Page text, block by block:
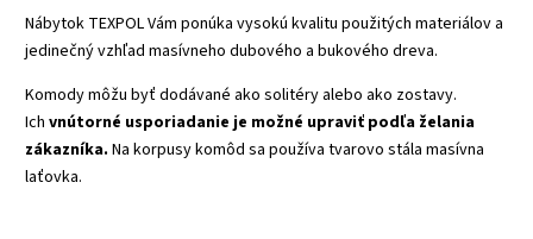
Nábytok TEXPOL Vám ponúka vysokú kvalitu použitých materiálov a
jedinečný vzhľad masívneho dubového a bukového dreva.
Komody môžu byť dodávané ako solitéry alebo ako zostavy.
Ich vnútorné usporiadanie je možné upraviť podľa želania
zákazníka. Na korpusy komôd sa používa tvarovo stála masívna
laťovka.